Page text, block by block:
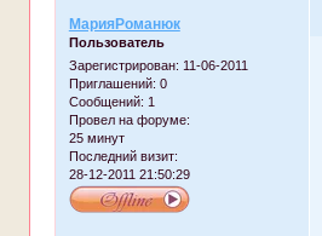
МарияРоманюк
Пользователь
Зарегистрирован: 11-06-2011
Приглашений: 0
Сообщений: 1
Провел на форуме:
25 минут
Последний визит:
28-12-2011 21:50:29